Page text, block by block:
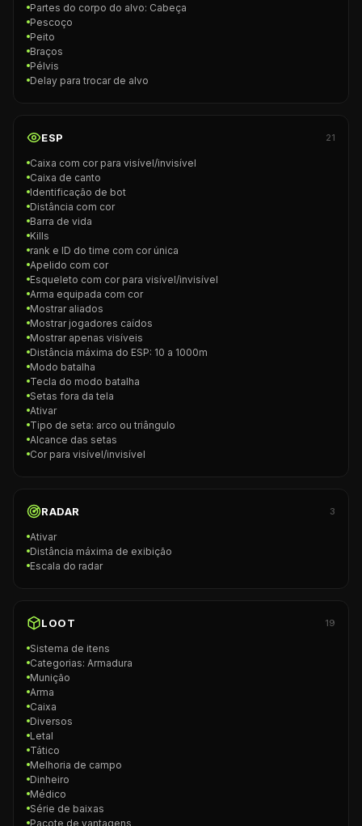
Partes do corpo do alvo: Cabeça
Pescoço
Peito
Braços
Pélvis
Delay para trocar de alvo
ESP 21
Caixa com cor para visível/invisível
Caixa de canto
Identificação de bot
Distância com cor
Barra de vida
Kills
rank e ID do time com cor única
Apelido com cor
Esqueleto com cor para visível/invisível
Arma equipada com cor
Mostrar aliados
Mostrar jogadores caídos
Mostrar apenas visíveis
Distância máxima do ESP: 10 a 1000m
Modo batalha
Tecla do modo batalha
Setas fora da tela
Ativar
Tipo de seta: arco ou triângulo
Alcance das setas
Cor para visível/invisível
RADAR 3
Ativar
Distância máxima de exibição
Escala do radar
LOOT 19
Sistema de itens
Categorias: Armadura
Munição
Arma
Caixa
Diversos
Letal
Tático
Melhoria de campo
Dinheiro
Médico
Série de baixas
Pacote de vantagens